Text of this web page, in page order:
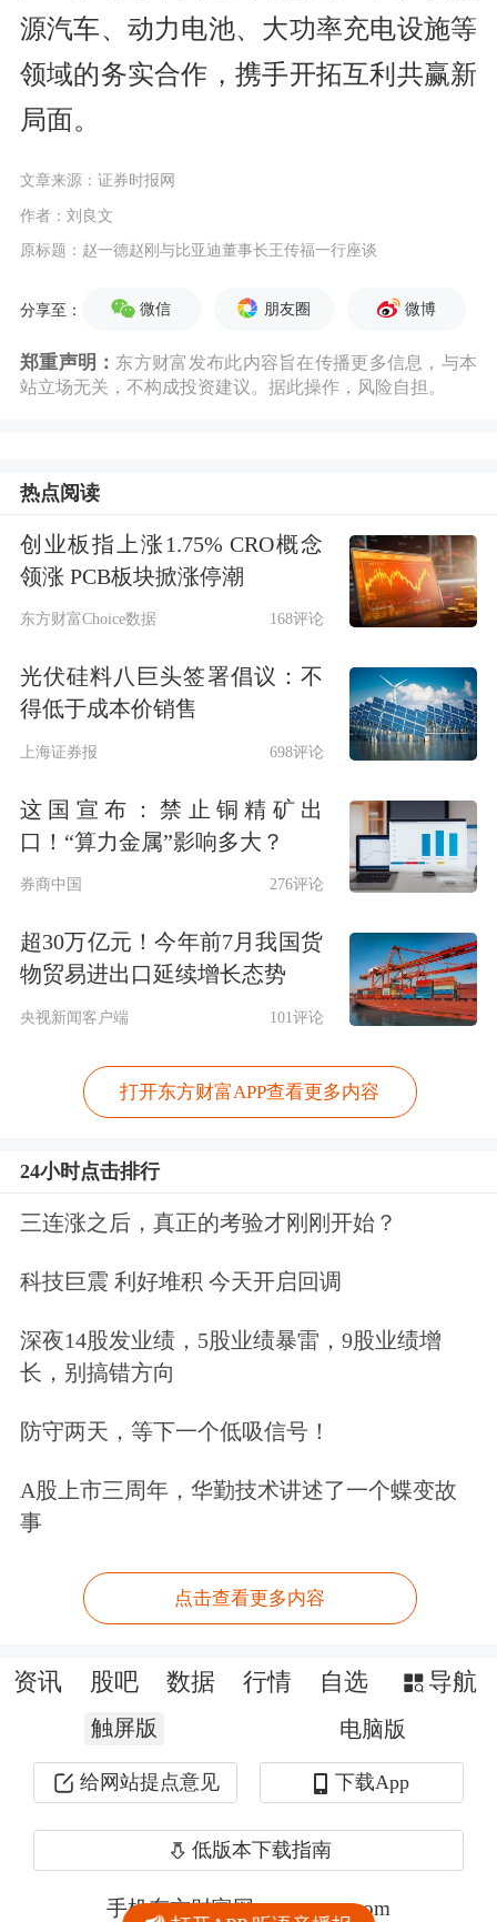
源汽车、动力电池、大功率充电设施等
领域的务实合作，携手开拓互利共赢新
局面。
文章来源：证券时报网
作者：刘良文
原标题：赵一德赵刚与比亚迪董事长王传福一行座谈
分享至： 微信 朋友圈 微博
郑重声明： 东方财富发布此内容旨在传播更多信息，与本
站立场无关，不构成投资建议。据此操作，风险自担。
热点阅读
创业板指上涨1.75% CRO概念
领涨 PCB板块掀涨停潮
东方财富Choice数据 168评论
光伏硅料八巨头签署倡议：不
得低于成本价销售
上海证券报 698评论
这国宣布：禁止铜精矿出
口！“算力金属”影响多大？
券商中国 276评论
超30万亿元！今年前7月我国货
物贸易进出口延续增长态势
央视新闻客户端 101评论
打开东方财富APP查看更多内容
24小时点击排行
三连涨之后，真正的考验才刚刚开始？
科技巨震 利好堆积 今天开启回调
深夜14股发业绩，5股业绩暴雷，9股业绩增
长，别搞错方向
防守两天，等下一个低吸信号！
A股上市三周年，华勤技术讲述了一个蝶变故
事
点击查看更多内容
资讯 股吧 数据 行情 自选 导航
触屏版 电脑版
给网站提点意见 下载App
低版本下载指南
手机东方财富网 eastmoney.com